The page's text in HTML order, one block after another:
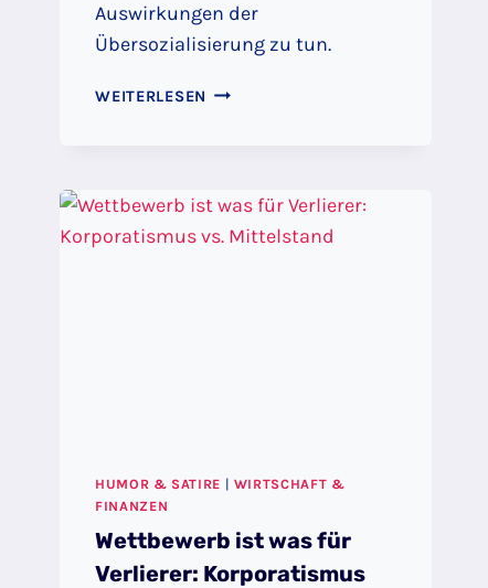
Auswirkungen der
Übersozialisierung zu tun.
WEITERLESEN ÜBERSOZIALISIERUNG
MENSCHEN
IM
HUMOR & SATIRE | WIRTSCHAFT &
FINANZEN
Wettbewerb ist was für
Verlierer: Korporatismus